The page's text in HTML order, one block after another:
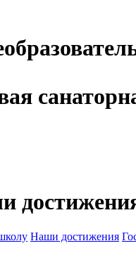
Наши достижения